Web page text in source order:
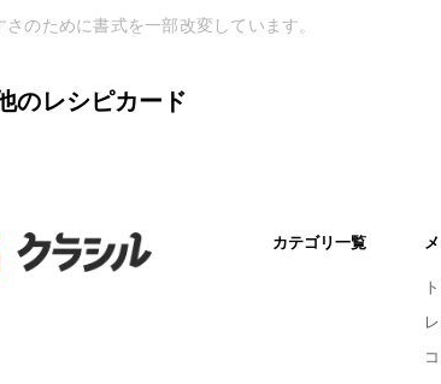
さのために書式を一部改変しています。
のレシピカード
カテゴリ一覧